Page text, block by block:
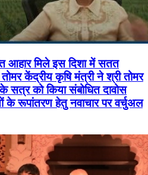
आहार मिले इस दिशा में सतत
केंद्रीय कृषि मंत्री ने श्री तोमर
सत्र को किया संबोधित दावोस
के रूपांतरण हेतु नवाचार पर वर्चुअल